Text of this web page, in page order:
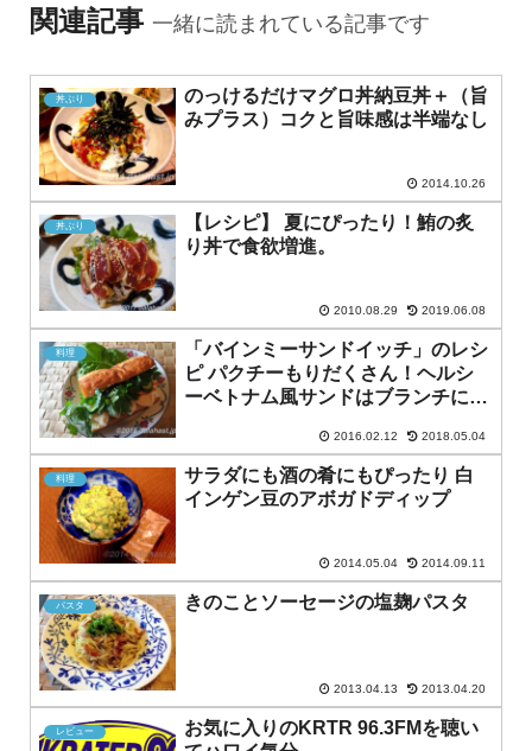
関連記事 一緒に読まれている記事です
丼ぶり
のっけるだけマグロ丼納豆丼＋（旨
みプラス）コクと旨味感は半端なし
2014.10.26
丼ぶり
【レシピ】 夏にぴったり！鮪の炙
り丼で食欲増進。
2010.08.29 2019.06.08
料理
「バインミーサンドイッチ」のレシ
ピ パクチーもりだくさん！ヘルシ
ーベトナム風サンドはブランチにお
2016.02.12 2018.05.04
料理
サラダにも酒の肴にもぴったり 白
インゲン豆のアボガドディップ
2014.05.04 2014.09.11
パスタ きのことソーセージの塩麹パスタ
2013.04.13 2013.04.20
レビュー
お気に入りのKRTR 96.3FMを聴い